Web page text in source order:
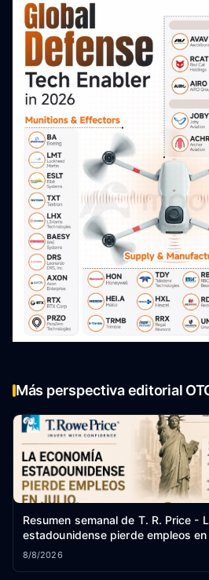
Más perspectiva editorial
Resumen semanal de T. R. Price -
estadounidense pierde empleos en
8/8/2026